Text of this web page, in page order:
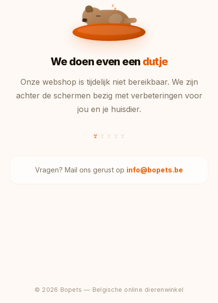
z
zz
We doen even een dutje
Onze webshop is tijdelijk niet bereikbaar. We zijn
achter de schermen bezig met verbeteringen voor
jou en je huisdier.
Vragen? Mail ons gerust op info@bopets.be
© 2026 Bopets — Belgische online dierenwinkel